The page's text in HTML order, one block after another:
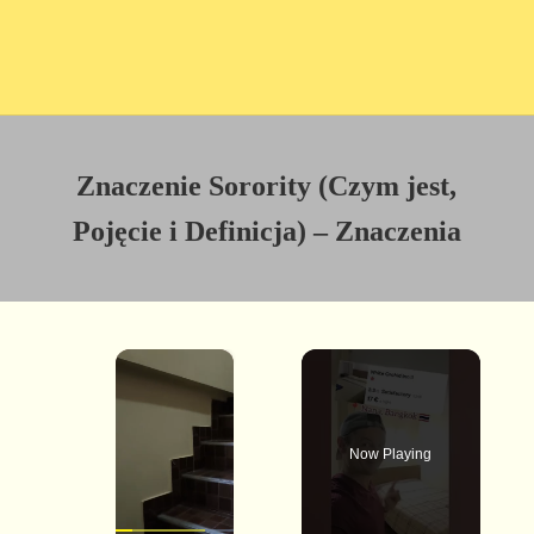
Znaczenie Sorority (Czym jest,
Pojęcie i Definicja) – Znaczenia
×
Now Playing